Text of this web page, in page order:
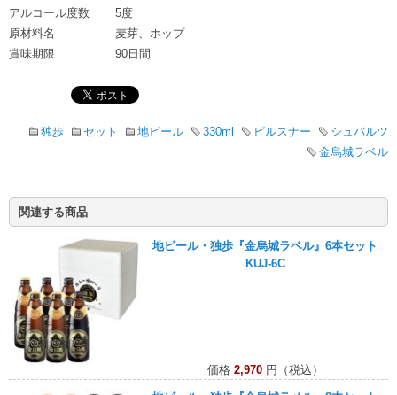
アルコール度数
5度
原材料名
麦芽、ホップ
賞味期限
90日間
独歩 セット 地ビール 330ml ピルスナー
シュバルツ
金烏城ラベル
関連する商品
地ビール・独歩『金烏城ラベル』6本セット
KUJ-6C
価格 2,970円（税込）